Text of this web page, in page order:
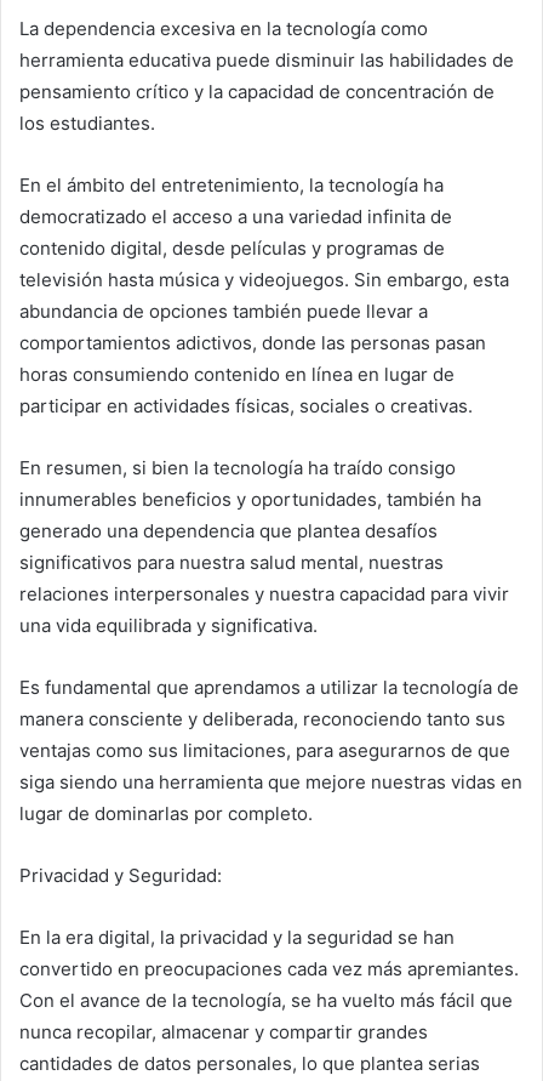
La dependencia excesiva en la tecnología como
herramienta educativa puede disminuir las habilidades de
pensamiento crítico y la capacidad de concentración de
los estudiantes.
En el ámbito del entretenimiento, la tecnología ha
democratizado el acceso a una variedad infinita de
contenido digital, desde películas y programas de
televisión hasta música y videojuegos. Sin embargo, esta
abundancia de opciones también puede llevar a
comportamientos adictivos, donde las personas pasan
horas consumiendo contenido en línea en lugar de
participar en actividades físicas, sociales o creativas.
En resumen, si bien la tecnología ha traído consigo
innumerables beneficios y oportunidades, también ha
generado una dependencia que plantea desafíos
significativos para nuestra salud mental, nuestras
relaciones interpersonales y nuestra capacidad para vivir
una vida equilibrada y significativa.
Es fundamental que aprendamos a utilizar la tecnología de
manera consciente y deliberada, reconociendo tanto sus
ventajas como sus limitaciones, para asegurarnos de que
siga siendo una herramienta que mejore nuestras vidas en
lugar de dominarlas por completo.
Privacidad y Seguridad:
En la era digital, la privacidad y la seguridad se han
convertido en preocupaciones cada vez más apremiantes.
Con el avance de la tecnología, se ha vuelto más fácil que
nunca recopilar, almacenar y compartir grandes
cantidades de datos personales, lo que plantea serias